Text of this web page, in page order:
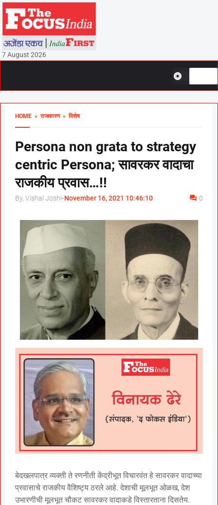
7 August 2026
HOME » राजकारण» विशेष
Persona non grata to strategy
centric Persona; सावरकर वादाचा
राजकीय प्रवास…!!
By, Vishal Joshi-November 16, 2021 10:46:10 0
बेदखलपात्र व्यक्ती ते रणनीती केंद्रीभूत विचारवंत हे सावरकर वादाच्या
प्रवासाचे राजकीय वैशिष्ट्य ठरले आहे. देशाची मूलभूत ओळख, देश
उभारणीची मूलभूत चौकट सावरकर वादाकडे विस्तारताना दिसतेय.